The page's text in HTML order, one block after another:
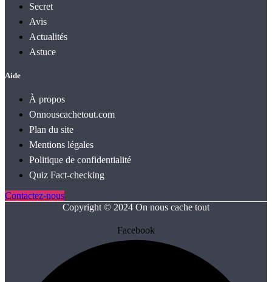
Secret
Avis
Actualités
Astuce
Aide
À propos
Onnouscachetout.com
Plan du site
Mentions légales
Politique de confidentialité
Quiz Fact‑checking
Contactez-nous
Copyright © 2024 On nous cache tout
Facebook